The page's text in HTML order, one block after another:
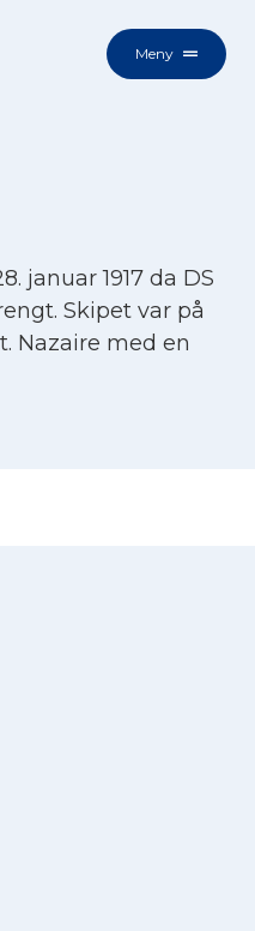
Meny
januar 1917 da DS
Skipet var på
Nazaire med en